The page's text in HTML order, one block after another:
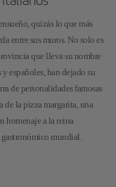
quizás lo que más
entre sus muros. No solo es
que lleva su nombre
españoles, han dejado su
de personalidades famosas
de la pizza margarita, una
homenaje a la reina
mundial.